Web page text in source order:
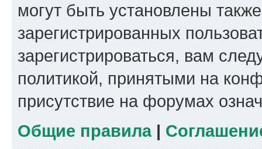
могут быть установлены
зарегистрированных
зарегистрироваться, вам
политикой, принятыми на
присутствие на форумах
Общие правила|